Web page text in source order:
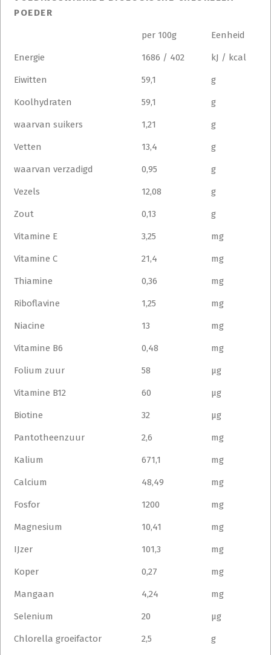
POEDER
per 100g Eenheid
Energie 1686 / 402 kJ / kcal
Eiwitten 59,1 g
Koolhydraten 59,1 g
waarvan suikers 1,21 g
Vetten 13,4 g
waarvan verzadigd 0,95 g
Vezels 12,08 g
Zout 0,13 g
Vitamine E 3,25 mg
Vitamine C 21,4 mg
Thiamine 0,36 mg
Riboflavine 1,25 mg
Niacine 13 mg
Vitamine B6 0,48 mg
Folium zuur 58 μg
Vitamine B12 60 μg
Biotine 32 μg
Pantotheenzuur 2,6 mg
Kalium 671,1 mg
Calcium 48,49 mg
Fosfor 1200 mg
Magnesium 10,41 mg
IJzer 101,3 mg
Koper 0,27 mg
Mangaan 4,24 mg
Selenium 20 μg
Chlorella groeifactor 2,5 g